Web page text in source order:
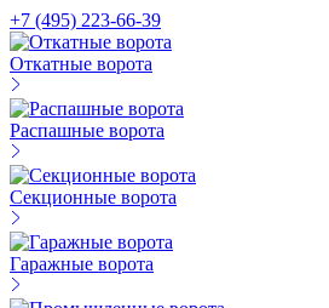
+7 (495) 223-66-39
Откатные ворота
Распашные ворота
Секционные ворота
Гаражные ворота